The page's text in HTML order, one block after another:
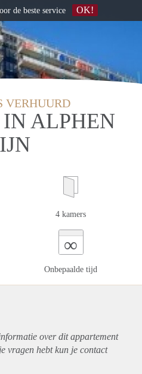
VERHUURD
ALPHEN
4 kamers
∞
Onbepaalde tijd
over ditappartement
vragen hebt kun je contact
de beste service OK!